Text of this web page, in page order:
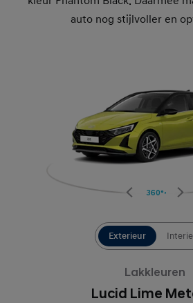
auto nog stijlvoller en
360°
Exterieur
Lakkleuren
Lucid Lime